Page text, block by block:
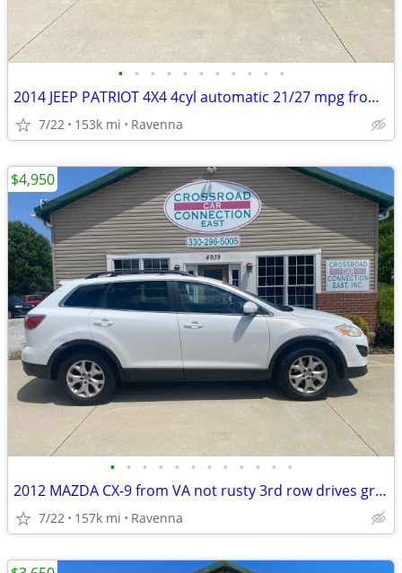
• • • • • • • • • • •
2014 JEEP PATRIOT 4X4 4cyl automatic 21/27 mpg from VA not rusty
7/22 153k mi Ravenna
• • • • • • • • • • • •
2012 MAZDA CX-9 from VA not rusty 3rd row drives great!
7/22 157k mi Ravenna
$4,950